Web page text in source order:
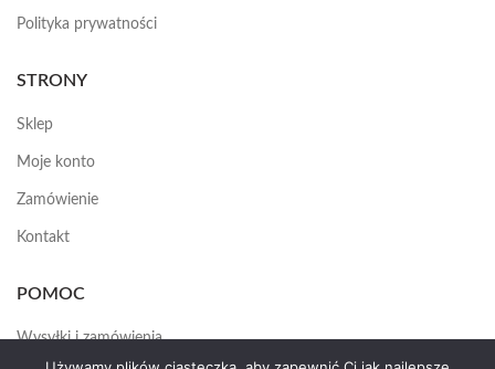
Polityka prywatności
STRONY
Sklep
Moje konto
Zamówienie
Kontakt
POMOC
Wysyłki i zamówienia